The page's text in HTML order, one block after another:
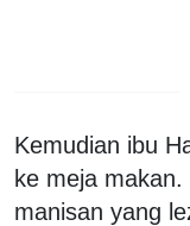
Kemudian ibu
ke meja
manisan yang